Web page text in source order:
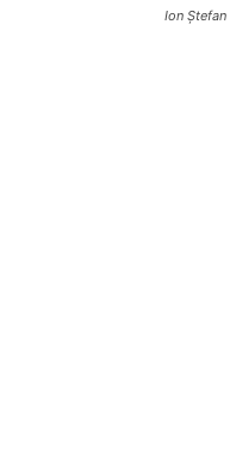
Ion Ștefan